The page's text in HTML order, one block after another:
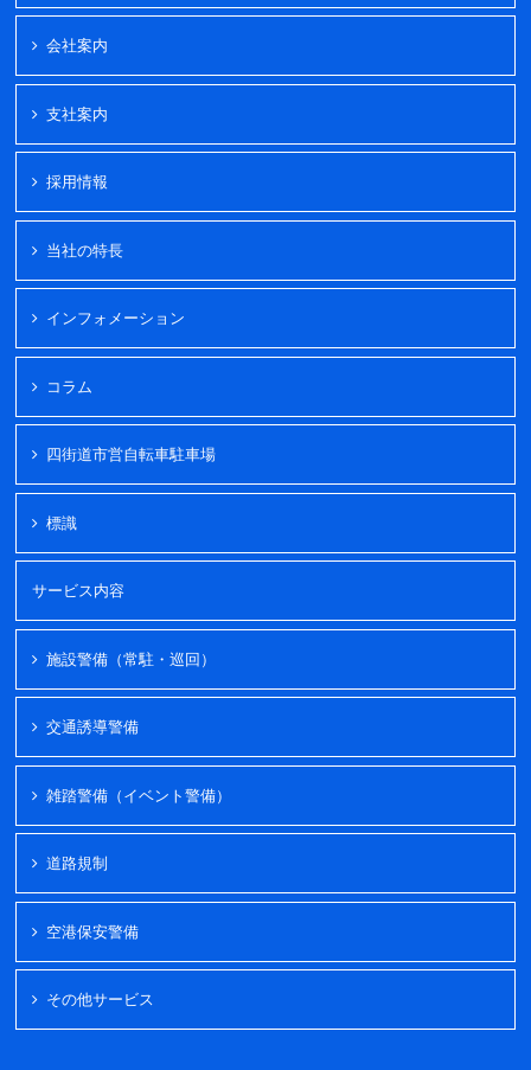
会社案内
支社案内
採用情報
当社の特長
インフォメーション
コラム
四街道市営自転車駐車場
標識
サービス内容
施設警備（常駐・巡回）
交通誘導警備
雑踏警備（イベント警備）
道路規制
空港保安警備
その他サービス